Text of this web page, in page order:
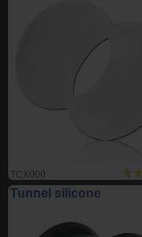
TCX000
Tunnel silicone